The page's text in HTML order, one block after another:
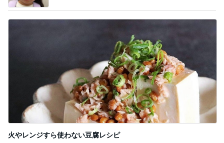
火やレンジすら使わない豆腐レシピ